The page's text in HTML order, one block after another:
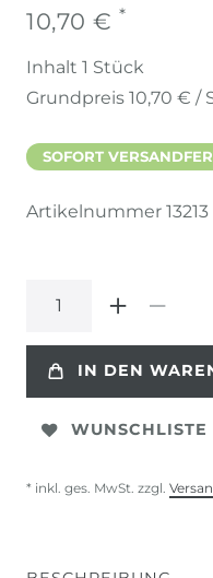
10,70 € *
Inhalt 1 Stück
Grundpreis 10,70 € /
SOFORT
Artikelnummer 13213
IN DEN
WUNSCHLISTE
* inkl. ges. MwSt. zzgl.